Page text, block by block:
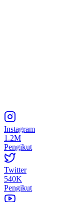
Instagram
1.2M
Pengikut
Twitter
540K
Pengikut